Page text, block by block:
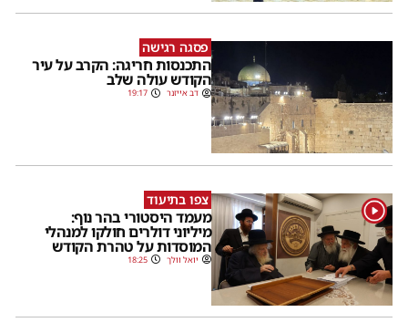
פסגה רגישה
התכנסות חריגה: הקרב על עיר
הקודש עולה שלב
דב אייזנר 19:17
1 צפו בתיעוד
מעמד היסטורי בהר נוף:
מיליוני דולרים חולקו למנהלי
המוסדות על טהרת הקודש
יואל וולך 18:25